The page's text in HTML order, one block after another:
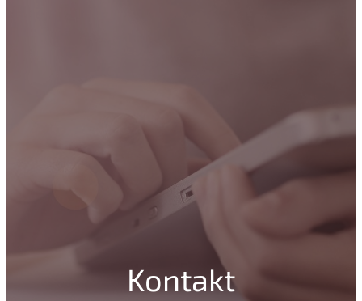
Kontakt